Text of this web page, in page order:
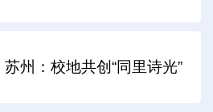
苏州：校地共创“同里诗光”